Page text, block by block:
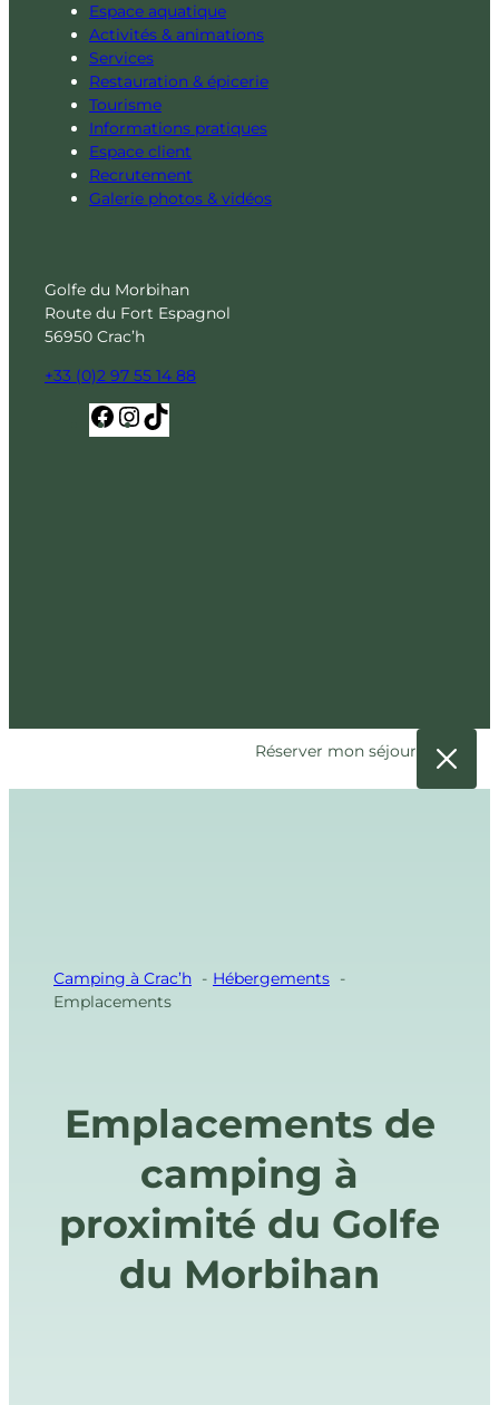
Espace aquatique
Activités & animations
Services
Restauration & épicerie
Tourisme
Informations pratiques
Espace client
Recrutement
Galerie photos & vidéos
Golfe du Morbihan
Route du Fort Espagnol
56950 Crac’h
+33 (0)2 97 55 14 88
Facebook
Instagram
Réserver mon séjour
Camping à Crac’h
Hébergements
Emplacements
Emplacements de
camping à
proximité du Golfe
du Morbihan